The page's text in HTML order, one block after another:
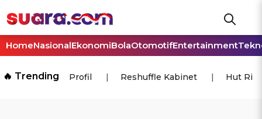
HomeNasionalEkonomiBolaOtomotifEntertainment
🔥 Trending Profil Reshuffle Kabinet Hut Ri